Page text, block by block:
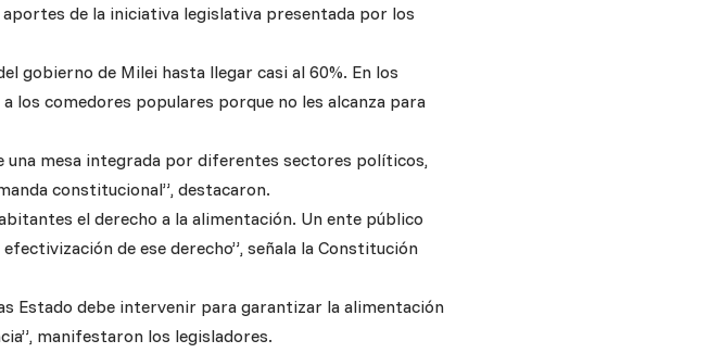
de la iniciativa legislativa presentada por los
gobierno de Milei hasta llegar casi al 60%. En los
los comedores populares porque no les alcanza para
una mesa integrada por diferentes sectores políticos,
constitucional”, destacaron.
el derecho a la alimentación. Un ente público
de ese derecho”, señala la Constitución
Estado debe intervenir para garantizar la alimentación
manifestaron los legisladores.